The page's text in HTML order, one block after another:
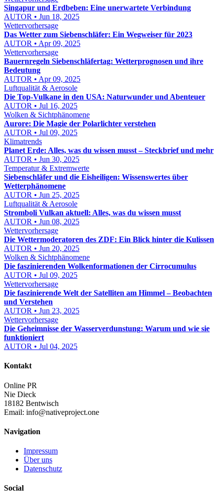
Singapur und Erdbeben: Eine unerwartete Verbindung
AUTOR • Jun 18, 2025
Wettervorhersage
Das Wetter zum Siebenschläfer: Ein Wegweiser für 2023
AUTOR • Apr 09, 2025
Wettervorhersage
Bauernregeln Siebenschläfertag: Wetterprognosen und ihre
Bedeutung
AUTOR • Apr 09, 2025
Luftqualität & Aerosole
Die Top-Vulkane in den USA: Naturwunder und Abenteuer
AUTOR • Jul 16, 2025
Wolken & Sichtphänomene
Aurore: Die Magie der Polarlichter verstehen
AUTOR • Jul 09, 2025
Klimatrends
Planet Erde: Alles, was du wissen musst – Steckbrief und mehr
AUTOR • Jun 30, 2025
Temperatur & Extremwerte
Siebenschläfer und die Eisheiligen: Wissenswertes über
Wetterphänomene
AUTOR • Jun 25, 2025
Luftqualität & Aerosole
Stromboli Vulkan aktuell: Alles, was du wissen musst
AUTOR • Jun 08, 2025
Wettervorhersage
Die Wettermoderatoren des ZDF: Ein Blick hinter die Kulissen
AUTOR • Jun 20, 2025
Wolken & Sichtphänomene
Die faszinierenden Wolkenformationen der Cirrocumulus
AUTOR • Jul 09, 2025
Wettervorhersage
Die faszinierende Welt der Satelliten am Himmel – Beobachten
und Verstehen
AUTOR • Jun 23, 2025
Wettervorhersage
Die Geheimnisse der Wasserverdunstung: Warum und wie sie
funktioniert
AUTOR • Jul 04, 2025
Kontakt
Online PR
Nie Dieck
18182 Bentwisch
Email: info@nativeproject.one
Navigation
Impressum
Über uns
Datenschutz
Social